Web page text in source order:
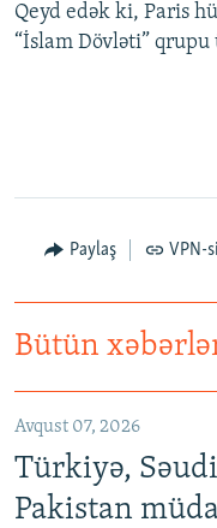
Qeyd edək ki, Paris
“İslam Dövləti”
Paylaş VPN-
Bütün
Avqust 07, 2026
Türkiyə,
Pakistan